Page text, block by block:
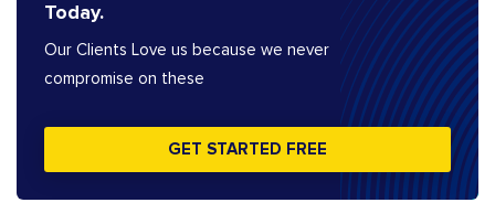
Today.
Our Clients Love us because we never
compromise on these
GET STARTED FREE